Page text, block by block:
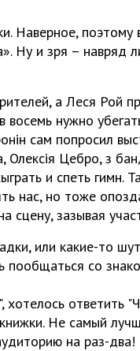
Наверное, поэтому
Ну и зря – навряд
а Леся Рой
восемь нужно
сам попросил
Олексія Цебро, з
и спеть гимн.
нас, но тоже
сцену, зазывая
или какие-то
пообщаться со
ответить
Не самый
на раз-два!